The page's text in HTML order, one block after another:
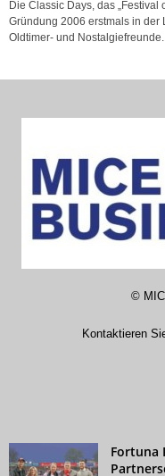
Die Classic Days, das „Festival
Gründung 2006 erstmals in der
Oldtimer- und Nostalgiefreunde...
©
Kontaktieren
Fortuna